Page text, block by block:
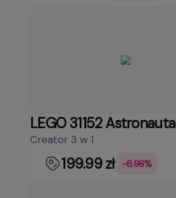
LEGO 31152 Astronauta
Creator 3 w 1
199.99 zł -6.98%